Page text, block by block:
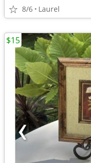
8/6 Laurel
$15